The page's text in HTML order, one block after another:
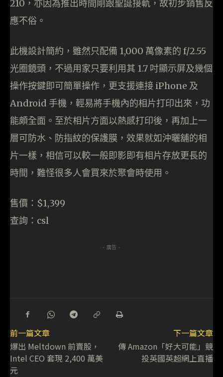
210，亦因為推出時間剛跟聖誕接軌，故初步銷售反
應不俗。
此機設計簡約，雖然只配備 1,000 萬像素的 f/2.55
光圈鏡頭，不過用家只要利用其 1.7 吋顯示屏及幾個
操作按鍵即可簡單操作，更支援連接 iPhone 及
Android 手機，輕易將手機內的相片打印出來，功
能頗全面。至於相片方面以熱感打印後，再加上一
層可防水、防指紋的保護膜，效果就如沖曬舖的相
片一樣，相信可以較一般即影即有相片存放更長的
時間，難怪很多人會買來於聚會時使用。
售價：$1,399
查詢：csl
- 廣告 -
前一篇文章
爆出 Meltdown 前賣股，
Intel CEO 套現 2,400 萬美
元
下一篇文章
傳 Amazon「好大可能」競
投英國英超網上直播